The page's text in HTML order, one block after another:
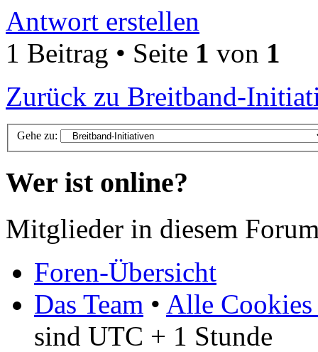
Antwort erstellen
1 Beitrag • Seite 1 von 1
Zurück zu Breitband-
Gehe zu:
Wer ist online?
Mitglieder in diesem
Foren-Übersicht
Das Team • Alle Cookies
sind UTC + 1 Stunde